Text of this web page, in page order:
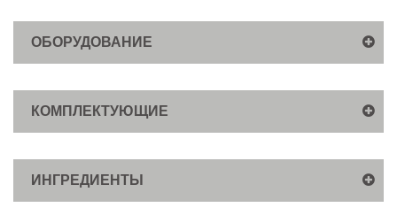
ОБОРУДОВАНИЕ
КОМПЛЕКТУЮЩИЕ
ИНГРЕДИЕНТЫ